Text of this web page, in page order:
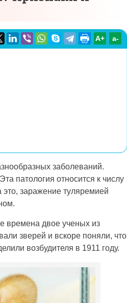
A+ а-
заболеваний.
патология относится к числу
заражение туляремией
времена двое ученых из
зверей и вскоре поняли, что
возбудителя в 1911 году.